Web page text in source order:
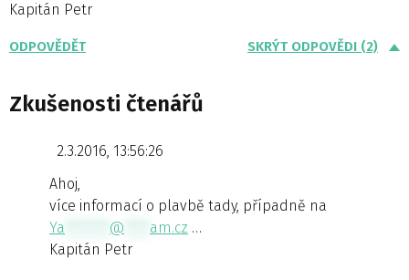
Kapitán Petr
ODPOVĚDĚT SKRÝT ODPOVĚDI (2)
Zkušenosti čtenářů
2.3.2016, 13:56:26
Ahoj,
více informací o plavbě tady, případně na
Ya
@ am.cz …
Kapitán Petr